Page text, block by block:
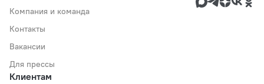
Компания и команда
Контакты
Вакансии
Для прессы
Клиентам